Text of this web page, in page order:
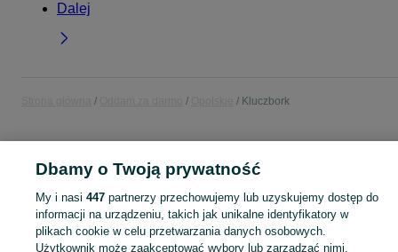
Dalej
Kluczbork
płot lodówka
Dbamy o Twoją prywatność
My i nasi 447partnerzy przechowujemy lub uzyskujemy dostęp do
informacji na urządzeniu, takich jak unikalne identyfikatory w
plikach cookie w celu przetwarzania danych osobowych.
Użytkownik może zaakceptować wybory lub zarządzać nimi,